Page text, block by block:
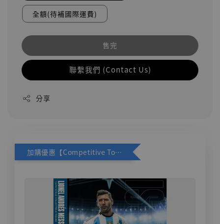
全額(待補國際運費)
售完
聯繫我們 (Contact Us)
分享
加購優惠【Competitive Toys 梅西 [CM001]】